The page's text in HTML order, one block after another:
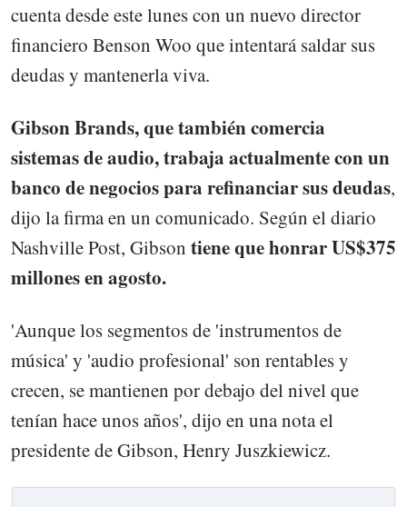
cuenta desde este lunes con un nuevo director
financiero Benson Woo que intentará saldar sus
deudas y mantenerla viva.
Gibson Brands, que también comercia
sistemas de audio, trabaja actualmente con un
banco de negocios para refinanciar sus deudas,
dijo la firma en un comunicado. Según el diario
Nashville Post, Gibson tiene que honrar US$375
millones en agosto.
'Aunque los segmentos de 'instrumentos de
música' y 'audio profesional' son rentables y
crecen, se mantienen por debajo del nivel que
tenían hace unos años', dijo en una nota el
presidente de Gibson, Henry Juszkiewicz.